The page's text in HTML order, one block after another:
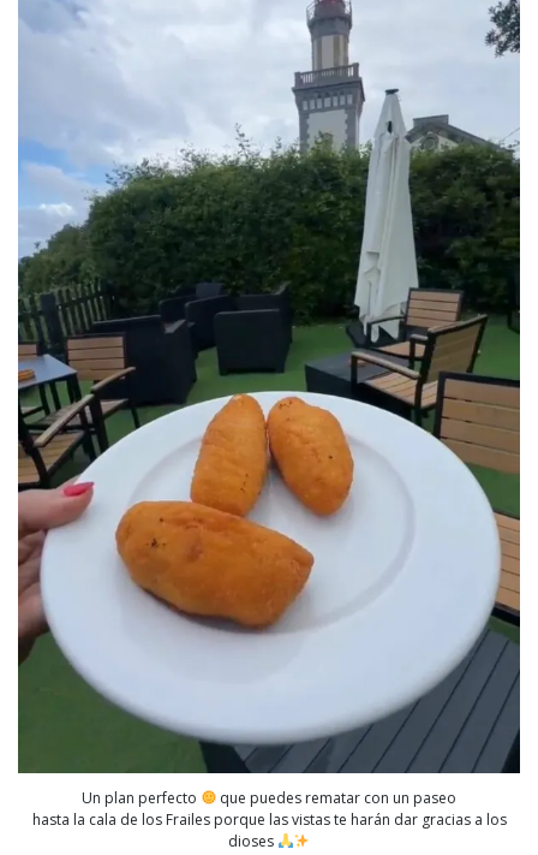
Un plan perfecto
que puedes rematar con un paseo
hasta la cala de los Frailes porque las vistas te harán dar gracias a los
dioses